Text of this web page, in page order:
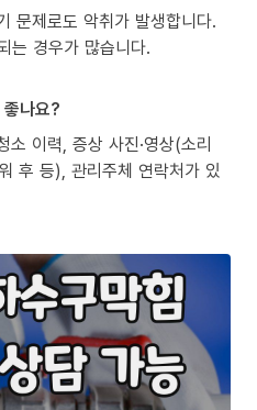
문제로도 악취가 발생합니다.
는 경우가 많습니다.
나요?
소 이력, 증상 사진·영상(소리
후 등), 관리주체 연락처가 있